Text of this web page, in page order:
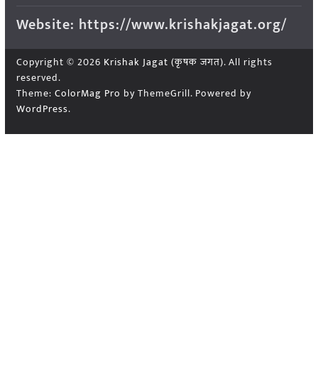
Website: https://www.krishakjagat.org/
Copyright © 2026 Krishak Jagat (कृषक जगत). All rights
reserved.
Theme: ColorMag Pro by ThemeGrill. Powered by
WordPress.